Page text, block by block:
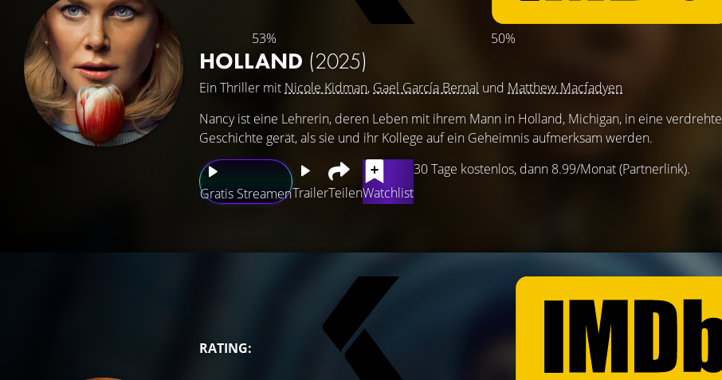
53% 50%
HOLLAND (2025)
Ein Thriller mit Nicole Kidman, Gael García Bernal und Matthew Macfadyen
Gratis StreamenTrailerTeilenWatchlist
30 Tage kostenlos, dann 8.99/Monat (Partnerlink).
Nancy ist eine Lehrerin, deren Leben mit ihrem Mann in Holland, Michigan, in eine verdrehte
Geschichte gerät, als sie und ihr Kollege auf ein Geheimnis aufmerksam werden.
RATING: